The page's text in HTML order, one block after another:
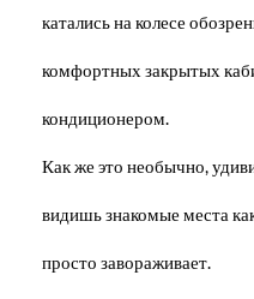
катались на колесе
комфортных закрытых
кондиционером.
Как же это необычно,
видишь знакомые места
просто завораживает.